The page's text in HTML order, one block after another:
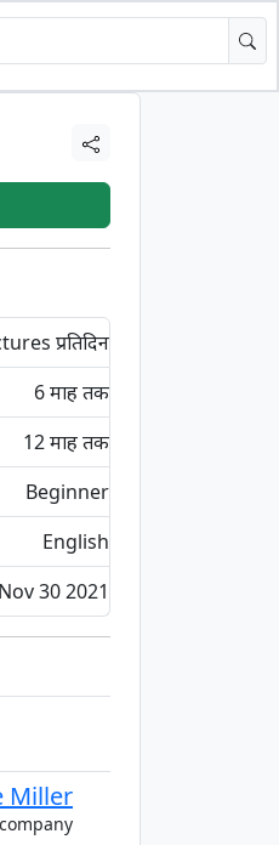
प्रतिदिन
6 माह तक
12 माह तक
Beginner
English
Nov 30 2021
Miller